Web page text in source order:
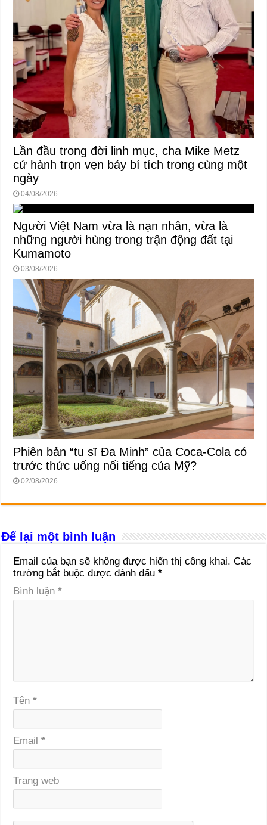
Lần đầu trong đời linh mục, cha Mike Metz
cử hành trọn vẹn bảy bí tích trong cùng một
ngày
04/08/2026
Người Việt Nam vừa là nạn nhân, vừa là
những người hùng trong trận động đất tại
Kumamoto
03/08/2026
Phiên bản “tu sĩ Đa Minh” của Coca-Cola có
trước thức uống nổi tiếng của Mỹ?
02/08/2026
Để lại một bình luận
Email của bạn sẽ không được hiển thị công khai. Các
trường bắt buộc được đánh dấu*
Bình luận*
Tên*
Email*
Trang web